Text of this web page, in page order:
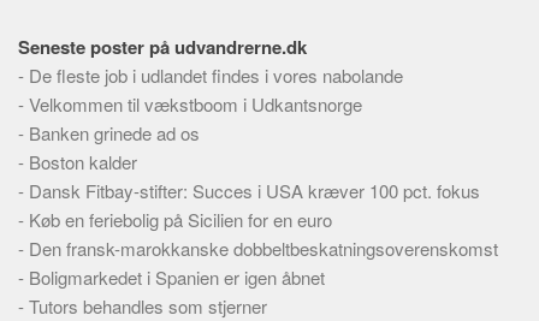
Seneste poster på udvandrerne.dk
- De fleste job i udlandet findes i vores nabolande
-Velkommen til vækstboom i Udkantsnorge
- Banken grinede ad os
- Boston kalder
- Dansk Fitbay-stifter: Succes i USA kræver 100 pct. fokus
- Køb en feriebolig på Sicilien for en euro
- Den fransk-marokkanske dobbeltbeskatningsoverenskomst
- Boligmarkedet i Spanien er igen åbnet
-Tutors behandles som stjerner